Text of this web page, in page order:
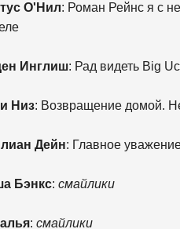
О'Нил: Роман Рейнс я с
Инглиш: Рад видеть Big
Низ: Возвращение домой.
Дейн: Главное
Бэнкс: смайлики
: смайлики